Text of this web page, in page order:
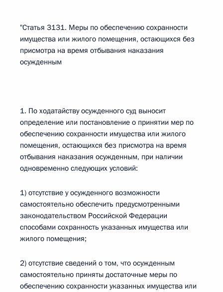
"Статья 3131. Меры по обеспечению сохранности
имущества или жилого помещения, остающихся без
присмотра на время отбывания наказания
осужденным
1. По ходатайству осужденного суд выносит
определение или постановление о принятии мер по
обеспечению сохранности имущества или жилого
помещения, остающихся без присмотра на время
отбывания наказания осужденным, при наличии
одновременно следующих условий:
1) отсутствие у осужденного возможности
самостоятельно обеспечить предусмотренными
законодательством Российской Федерации
способами сохранность указанных имущества или
жилого помещения;
2) отсутствие сведений о том, что осужденным
самостоятельно приняты достаточные меры по
обеспечению сохранности указанных имущества или